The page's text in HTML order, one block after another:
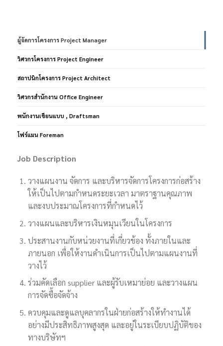
ผู้จัดการโครงการ Project Manager
วิศวกรโครงการ Project Engineer
สถาปนิกโครงการ Project Architect
วิศวกรสำนักงาน Office Engineer
พนักงานเขียนแบบ , Draftsman
โฟร์แมน Foreman
Job Description
วางแผนงาน จัดการ และบริหารจัดการโครงการก่อสร้าง
ให้เป็นไปตามกำหนดระยะเวลา มาตราฐานคุณภาพ
และงบประมาณโครงการที่กำหนดไว้
วางแผนและบริหารเงินหมุนเวียนในโครงการ
ประสานงานกับหน่วยงานที่เกี่ยวข้อง ทั้งภายในและ
ภายนอก เพื่อให้งานดำเนินการเป็นไปตามแผนงานที่
วางไว้
ร่วมคัดเลือก supplier และผู้รับเหมาย่อย และวางแผน
การจัดซื้อจัดจ้าง
ควบคุมและดูแลบุคลากรในฝ่ายก่อสร้างให้ทำงานได้
อย่างมีประสิทธิภาพสูงสุด และอยู่ในระเบียบปฏิบัติของ
ทางบริษัทฯ